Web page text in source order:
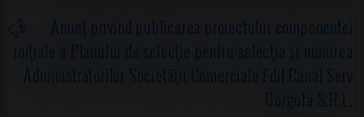
Anunț privind publicarea proiectului componentei
iniţiale a Planului de selecţie pentru selecţia şi numirea
Administratorilor Societăţii Comerciale Edil Canal Serv
Gorgota S.R.L.